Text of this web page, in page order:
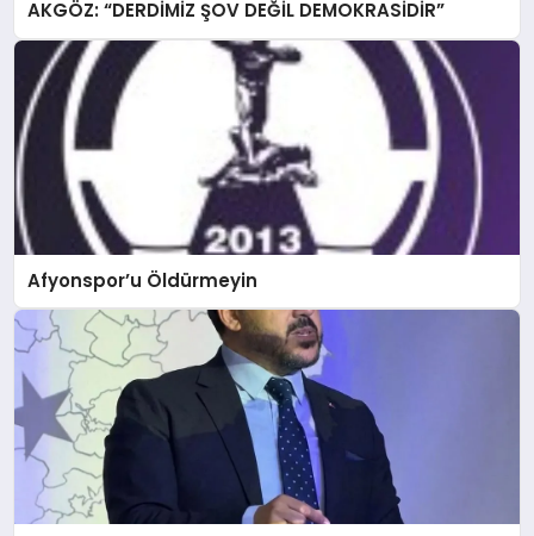
AKGÖZ: “DERDİMİZ ŞOV DEĞİL DEMOKRASİDİR”
Afyonspor’u Öldürmeyin